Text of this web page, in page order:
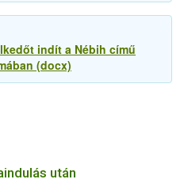
indít a Nébih című
(docx)
után